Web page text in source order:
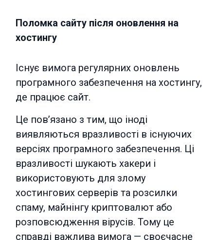
Поломка сайту після оновлення на
хостингу
Існує вимога регулярних оновлень
програмного забезпечення на хостингу,
де працює сайт.
Це пов’язано з тим, що іноді
виявляються вразливості в існуючих
версіях програмного забезпечення. Ці
вразливості шукають хакери і
використовують для злому
хостингових серверів та розсилки
спаму, майнінгу криптовалют або
розповсюдження вірусів. Тому це
справді важлива вимога — своєчасне